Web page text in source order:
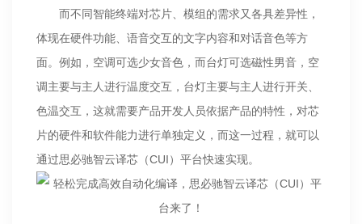
而不同智能终端对芯片、模组的需求又各具差异性，
体现在硬件功能、语音交互的文字内容和对话音色等方
面。例如，空调可选少女音色，而台灯可选磁性男音，空
调主要与主人进行温度交互，台灯主要与主人进行开关、
色温交互，这就需要产品开发人员依据产品的特性，对芯
片的硬件和软件能力进行单独定义，而这一过程，就可以
通过思必驰智云译芯（CUI）平台快速实现。